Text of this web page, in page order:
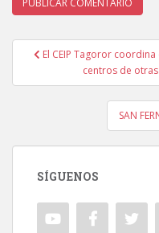
Navegación
El CEIP Tagoror
centros de
SAN
SÍGUENOS